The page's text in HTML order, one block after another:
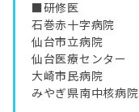
■研修医
石巻赤十字病院
仙台市立病院
仙台医療センター
大崎市民病院
みやぎ県南中核病院